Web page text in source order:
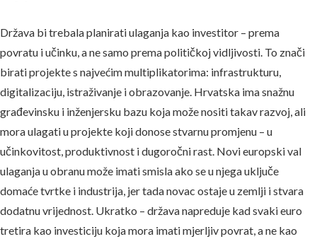
Država bi trebala planirati ulaganja kao investitor – prema
povratu i učinku, a ne samo prema političkoj vidljivosti. To znači
birati projekte s najvećim multiplikatorima: infrastrukturu,
digitalizaciju, istraživanje i obrazovanje. Hrvatska ima snažnu
građevinsku i inženjersku bazu koja može nositi takav razvoj, ali
mora ulagati u projekte koji donose stvarnu promjenu – u
učinkovitost, produktivnost i dugoročni rast. Novi europski val
ulaganja u obranu može imati smisla ako se u njega uključe
domaće tvrtke i industrija, jer tada novac ostaje u zemlji i stvara
dodatnu vrijednost. Ukratko – država napreduje kad svaki euro
tretira kao investiciju koja mora imati mjerljiv povrat, a ne kao